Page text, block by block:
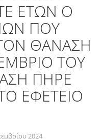
ΕΤΩΝ Ο
ΠΟΥ
ΘΑΝΑΣΗ
ΤΟΥ
ΠΗΡΕ
ΕΦΕΤΕΙΟ
2024